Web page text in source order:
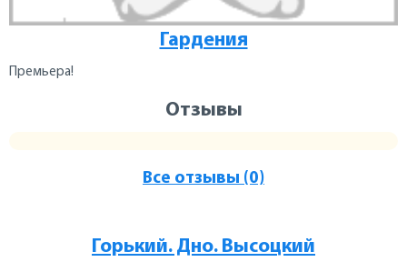
Гардения
Премьера!
Отзывы
Все отзывы (0)
Горький. Дно. Высоцкий